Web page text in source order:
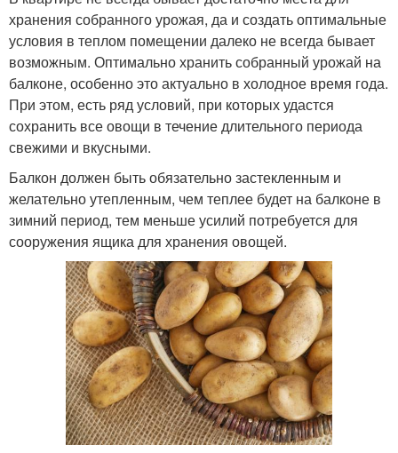
хранения собранного урожая, да и создать оптимальные
условия в теплом помещении далеко не всегда бывает
возможным. Оптимально хранить собранный урожай на
балконе, особенно это актуально в холодное время года.
При этом, есть ряд условий, при которых удастся
сохранить все овощи в течение длительного периода
свежими и вкусными.
Балкон должен быть обязательно застекленным и
желательно утепленным, чем теплее будет на балконе в
зимний период, тем меньше усилий потребуется для
сооружения ящика для хранения овощей.